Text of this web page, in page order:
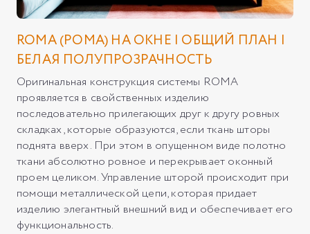
ROMA (РОМА) НА ОКНЕ | ОБЩИЙ ПЛАН |
БЕЛАЯ ПОЛУПРОЗРАЧНОСТЬ
Оригинальная конструкция системы ROMA
проявляется в свойственных изделию
последовательно прилегающих друг к другу ровных
складках, которые образуются, если ткань шторы
поднята вверх. При этом в опущенном виде полотно
ткани абсолютно ровное и перекрывает оконный
проем целиком. Управление шторой происходит при
помощи металлической цепи, которая придает
изделию элегантный внешний вид и обеспечивает его
функциональность.